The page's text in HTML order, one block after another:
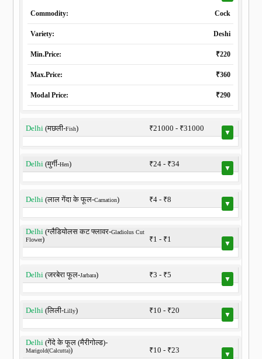
Commodity: Cock
Variety: Deshi
Min.Price: ₹220
Max.Price: ₹360
Modal Price: ₹290
Delhi (मछली-Fish) ₹21000 - ₹31000 ▼
Delhi (मुर्गी-Hen) ₹24 - ₹34 ▼
Delhi (लाल गेंदा के फूल-Carnation) ₹4 - ₹8 ▼
Delhi (ग्लैडियोलस कट फ्लावर-Gladiolus Cut
Flower) ₹1 - ₹1 ▼
Delhi (जरबेरा फूल-Jarbara) ₹3 - ₹5 ▼
Delhi (लिली-Lilly) ₹10 - ₹20 ▼
Delhi (गेंदे के फूल (मैरीगोल्ड)-
Marigold(Calcutta)) ₹10 - ₹23 ▼